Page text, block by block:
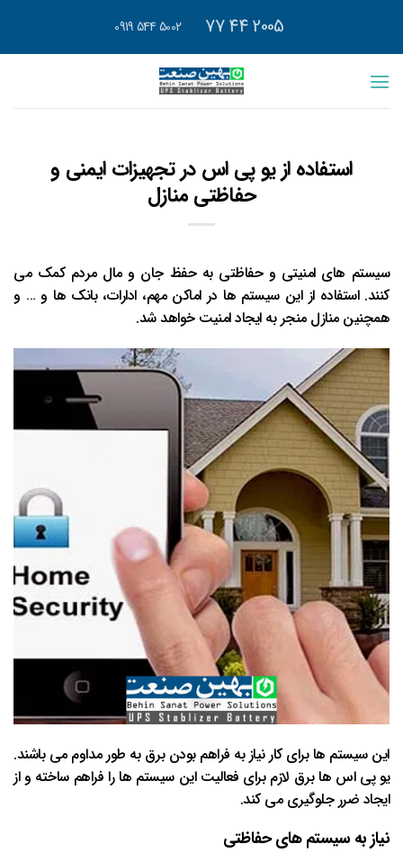
محتوا
5002 544 0919
استفاده از یو پی اس در تجهیزات ایمنی و
حفاظتی منازل
سیستم های امنیتی و حفاظتی به حفظ جان و مال مردم کمک می
کنند. استفاده از این سیستم ها در اماکن مهم، ادارات، بانک ها و … و
همچنین منازل منجر به ایجاد امنیت خواهد شد.
این سیستم ها برای کار نیاز به فراهم بودن برق به طور مداوم می باشند.
یو پی اس ها برق لازم برای فعالیت این سیستم ها را فراهم ساخته و از
ایجاد ضرر جلوگیری می کند.
نیاز به سیستم های حفاظتی